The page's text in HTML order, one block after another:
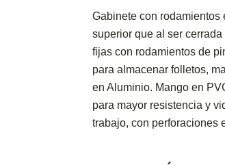
Gabinete con
superior que al ser
fijas con rodamientos de
para almacenar folletos,
en Aluminio. Mango en
para mayor resistencia y
trabajo, con perforaciones